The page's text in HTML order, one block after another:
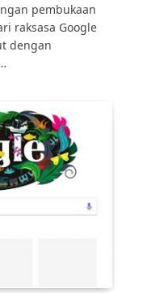
pembukaan
raksasa Google
dengan